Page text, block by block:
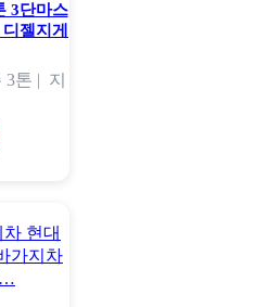
3단마스
젤지게
3톤 | 지